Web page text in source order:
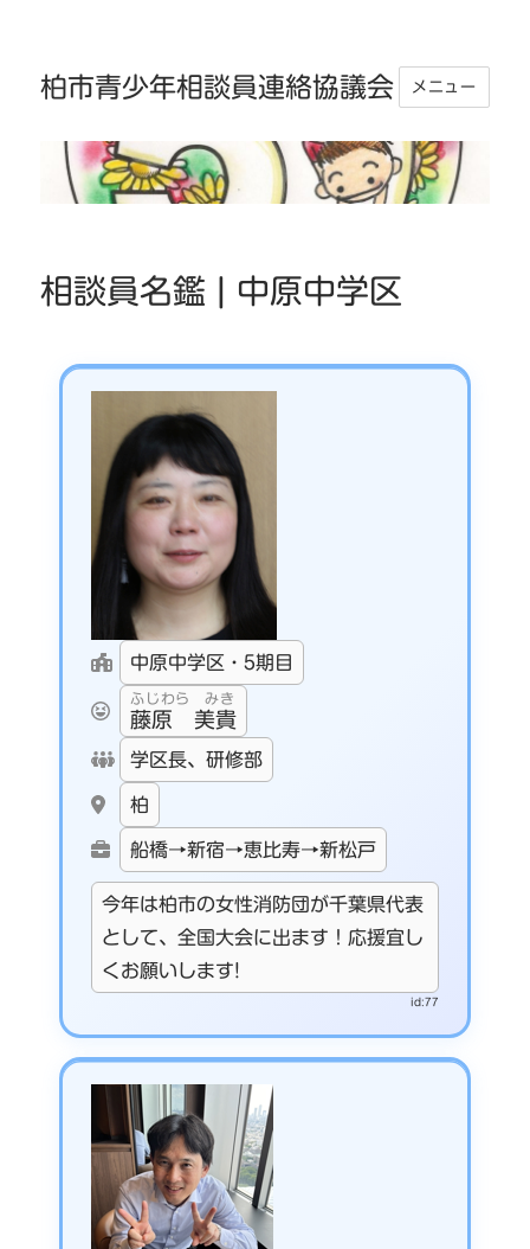
柏市青少年相談員連絡協議会 メニュー
相談員名鑑 | 中原中学区
中原中学区・5期目
ふじわら みき
藤原 美貴
学区長、研修部
柏
船橋→新宿→恵比寿→新松戸
今年は柏市の女性消防団が千葉県代表
として、全国大会に出ます！応援宜し
くお願いします!
id:77